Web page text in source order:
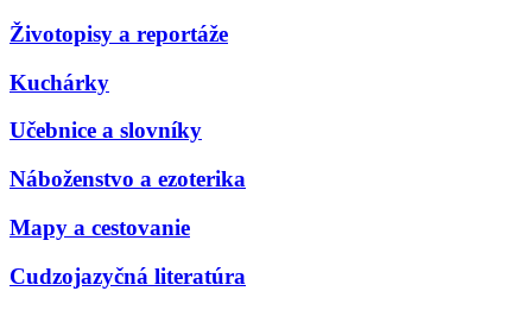
Životopisy a reportáže
Kuchárky
Učebnice a slovníky
Náboženstvo a ezoterika
Mapy a cestovanie
Cudzojazyčná literatúra